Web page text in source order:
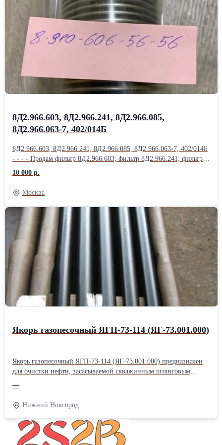
Насос 465К; Насос 465К ( Д-4500К); Насос 465МТВ; Продам
Насос 465МТВ (Д-1500ТВ); Насос 465П; Насос 623;
Насос 623АНМ; Насос 623Б; Насос 623К; Насос 623КП;
Насос 623Т1; Продам Насос 623Я; Насос 702М.500; Насос 876А;
Насос ДЦН-44С ТВ-Т; Насос ДЦН44С-ТВ-Т; Насос НД144-
22; НД-8С; Насос НП25-5; Продам Насос НП25-5Л; Насос НП25-
8Д2.966.603, 8Д2.966.241, 8Д2.966.085,
8Д2.966.063-7, 402/014Б
8Д2.966.603, 8Д2.966.241, 8Д2.966.085, 8Д2.966.063-7, 402/014Б
- - - - Продам фильтр 8Д2.966.603; фильтр 8Д2.966.241; фильтр
8Д2.966.085; фильтр 8Д2.966.063-7; фильтр 402/014Б; фильтр
8Д2.966.457; Продам фильтр 8Д2.966.458; фильтр 8Д2.966.511-
15; фильтр 8Д2.966.041-1; фильтр 8Д2.966.041-2; фильтр
8Д2.966.041-8; Продам Фильтропакет 8Д2.966.034-2
Фильтропакет 8Д2.966.034-4; Фильтропакет 8Д2.966.034-6;
Фильтропакет 8Д2.966.034-8; Фильтропакет 8Д2.966.034-10;
Продам Фильтропакет 8Д2.966.034-12; Фильтропакет
8Д2.966.034-13; Фильтропакет 8Д2.966.034-14; Фильтропакет
8Д2.966.034-15; Фильтропакет 8Д2.966.034-16; Продам
Фильтропакет 8Д2.966.034-17; Фильтропакет 8Д2.966.034-18;
фильтродиск 8Д6.270.001-1; фильтродиск 8Д6.270.001-2;
фильтродиск 8Д6.270.001-3; Продам фильтродиск 8Д6.270.001-4;
фильтродиск 8Д6.270.001-5; фильтродиск 8Д6.270.001-6
10 000 р.
Москва
Якорь газопесочный ЯГП-73-114 (ЯГ-73.001.000)
Якорь газопесочный ЯГП-73-114 (ЯГ-73.001.000) предназначен
для очистки нефти, засасываемой скважинным штанговым
своей внутренней конической резьбой крепится на колонне
системы НКТ. Якорь газопесочный ЯГ-73.001.000 состоит из
корпуса, муфты, сетки, гильзы, кожуха, башмака, пробки. На
конце корпуса имеется резьба, на которую навинчена муфта. На
среднюю часть корпуса установлена сетка из нержавеющей
стали. На муфту установлена гильза, имеющая на своей
—
Нижний Новгород